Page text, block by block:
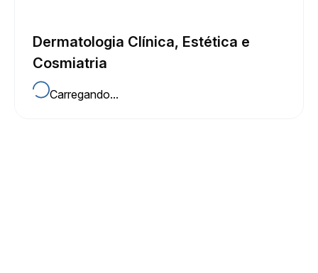
Dermatologia Clínica, Estética e
Cosmiatria
Carregando...